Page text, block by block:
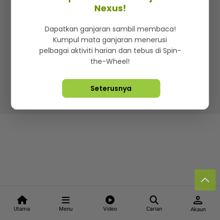
Utama Menu Video Carian
person
Akaun
Iklan di SMG360
Terma & Syarat Dasar Privasi
Lebih hot, viral dan sensasi
Hakcipta Terpelihara ©2026. Star Media Group Berhad
Nexus!
Dapatkan ganjaran sambil membaca!
Kumpul mata ganjaran menerusi
pelbagai aktiviti harian dan tebus di Spin-
the-Wheel!
Seterusnya